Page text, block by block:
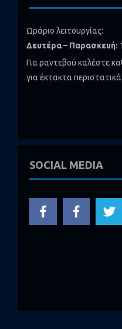
Ωράριο λειτουργίας:
Δευτέρα – Παρασκευή:
Για ραντεβού καλέστε
για έκτακτα
SOCIAL MEDIA